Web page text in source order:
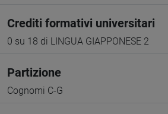
Crediti formativi universitari
0 su 18 di LINGUA GIAPPONESE 2
Partizione
Cognomi C-G